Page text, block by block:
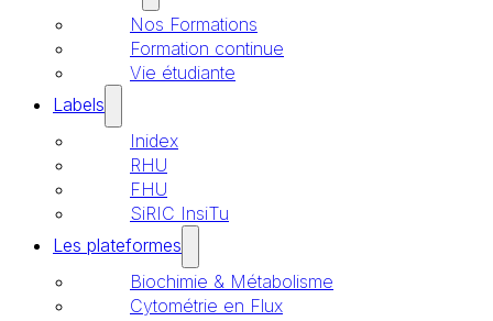
Nos Formations
Formation continue
Vie étudiante
Labels
Inidex
RHU
FHU
SiRIC InsiTu
Les plateformes
Biochimie & Métabolisme
Cytométrie en Flux